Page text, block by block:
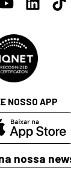
nossa
NOSSO APP